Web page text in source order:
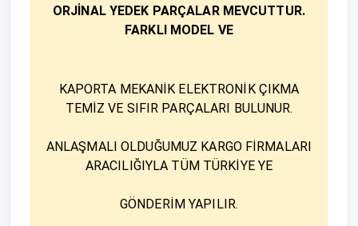
ORJİNAL YEDEK PARÇALAR MEVCUTTUR.
FARKLI MODEL VE
KAPORTA MEKANİK ELEKTRONİK ÇIKMA
TEMİZ VE SIFIR PARÇALARI BULUNUR.
ANLAŞMALI OLDUĞUMUZ KARGO FİRMALARI
ARACILIĞIYLA TÜM TÜRKİYE YE
GÖNDERİM YAPILIR.